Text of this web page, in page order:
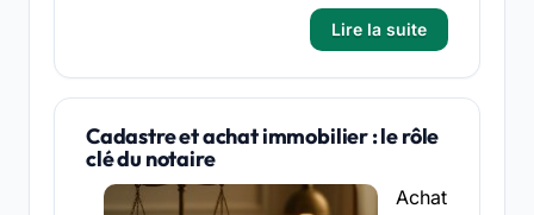
Lire la suite
Cadastre et achat immobilier : le rôle
clé du notaire
Achat